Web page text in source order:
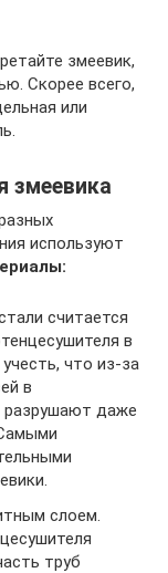
змеевик,
Скорее всего,
или
змеевика
используют
считается
в
что из-за
в
разрушают даже
слоем.
труб